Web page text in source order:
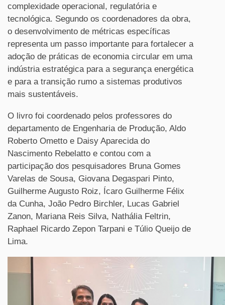
complexidade operacional, regulatória e
tecnológica. Segundo os coordenadores da obra,
o desenvolvimento de métricas específicas
representa um passo importante para fortalecer a
adoção de práticas de economia circular em uma
indústria estratégica para a segurança energética
e para a transição rumo a sistemas produtivos
mais sustentáveis.
O livro foi coordenado pelos professores do
departamento de Engenharia de Produção, Aldo
Roberto Ometto e Daisy Aparecida do
Nascimento Rebelatto e contou com a
participação dos pesquisadores Bruna Gomes
Varelas de Sousa, Giovana Degaspari Pinto,
Guilherme Augusto Roiz, Ícaro Guilherme Félix
da Cunha, João Pedro Birchler, Lucas Gabriel
Zanon, Mariana Reis Silva, Nathália Feltrin,
Raphael Ricardo Zepon Tarpani e Túlio Queijo de
Lima.